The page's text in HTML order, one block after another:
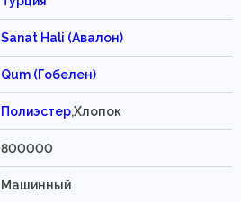
Sanat Hali (Авалон)
Qum (Гобелен)
Полиэстер,Хлопок
800000
Машинный